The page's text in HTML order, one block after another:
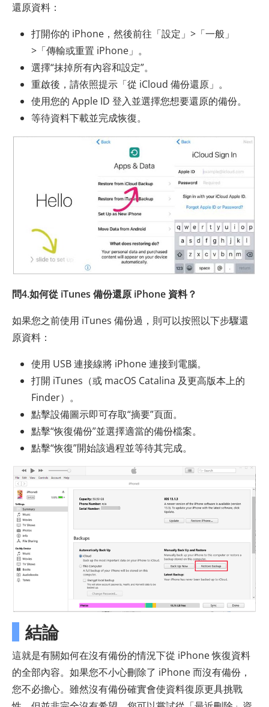
還原資料：
打開你的 iPhone，然後前往「設定」>「一般」
>「傳輸或重置 iPhone」。
選擇“抹掉所有內容和設定”。
重啟後，請依照提示「從 iCloud 備份還原」。
使用您的 Apple ID 登入並選擇您想要還原的備份。
等待資料下載並完成恢復。
問4.如何從 iTunes 備份還原 iPhone 資料？
如果您之前使用 iTunes 備份過，則可以按照以下步驟還
原資料：
使用 USB 連接線將 iPhone 連接到電腦。
打開 iTunes（或 macOS Catalina 及更高版本上的
Finder）。
點擊設備圖示即可存取“摘要”頁面。
點擊“恢復備份”並選擇適當的備份檔案。
點擊“恢復”開始該過程並等待其完成。
結論
這就是有關如何在沒有備份的情況下從 iPhone 恢復資料
的全部內容。如果您不小心刪除了 iPhone 而沒有備份，
您不必擔心。雖然沒有備份確實會使資料復原更具挑戰